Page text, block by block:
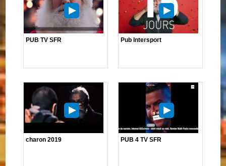
PUB TV SFR Pub Intersport
charon 2019 PUB 4 TV SFR